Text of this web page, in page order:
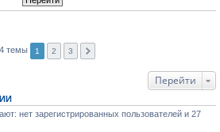
темы 1 2 3
Перейти
нет зарегистрированных пользователей и 27